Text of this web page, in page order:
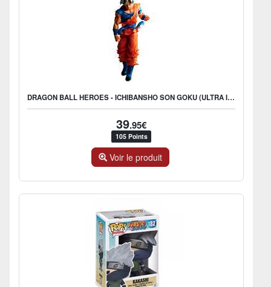
DRAGON BALL HEROES - ICHIBANSHO SON GOKU (ULTRA INSTINCT) FIGURE
39.95€
105 Points
Voir le produit